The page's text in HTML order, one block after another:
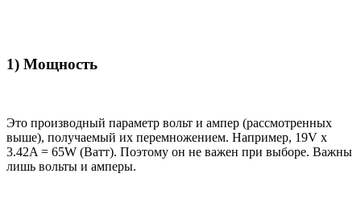
1) Мощность
Это производный параметр вольт и ампер (рассмотренных
выше), получаемый их перемножением. Например, 19V x
3.42A = 65W (Ватт). Поэтому он не важен при выборе. Важны
лишь вольты и амперы.